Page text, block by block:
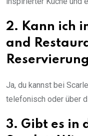
2. Kann ich
and
Ja, du kannst bei
telefonisch oder über
3. Gibt es in